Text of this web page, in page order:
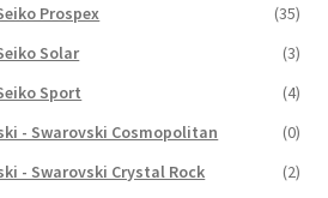
Prospex
(35)
Solar
(3)
Sport
(4)
- Swarovski Cosmopolitan
(0)
- Swarovski Crystal Rock
(2)